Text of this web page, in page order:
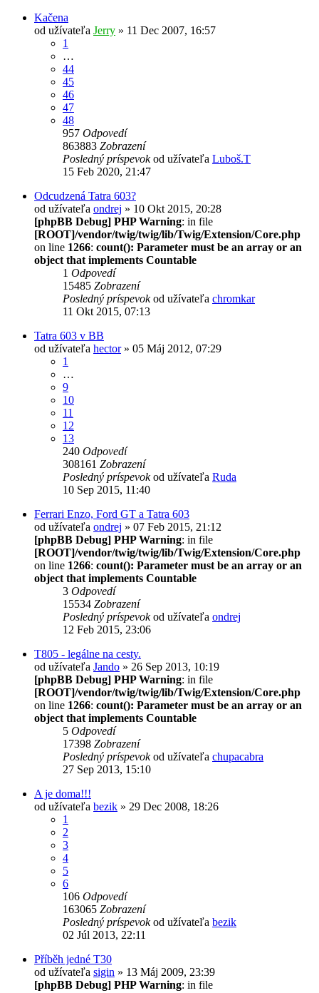
Kačena
od užívateľa Jerry » 11 Dec 2007, 16:57
1
…
44
45
46
47
48
957 Odpovedí
863883 Zobrazení
Posledný príspevokod užívateľa Luboš.T
15 Feb 2020, 21:47
Odcudzená Tatra 603?
od užívateľa ondrej » 10 Okt 2015, 20:28
[phpBB Debug] PHP Warning: in file
[ROOT]/vendor/twig/twig/lib/Twig/Extension/Core.php
on line 1266: count(): Parameter must be an array or an
object that implements Countable
1 Odpovedí
15485 Zobrazení
Posledný príspevokod užívateľa chromkar
11 Okt 2015, 07:13
Tatra 603 v BB
od užívateľa hector» 05 Máj 2012, 07:29
1
…
9
10
11
12
13
240 Odpovedí
308161 Zobrazení
Posledný príspevokod užívateľa Ruda
10 Sep 2015, 11:40
Ferrari Enzo, Ford GT a Tatra 603
od užívateľa ondrej » 07 Feb 2015, 21:12
[phpBB Debug] PHP Warning: in file
[ROOT]/vendor/twig/twig/lib/Twig/Extension/Core.php
on line 1266: count(): Parameter must be an array or an
object that implements Countable
3 Odpovedí
15534 Zobrazení
Posledný príspevokod užívateľa ondrej
12 Feb 2015, 23:06
T805 - legálne na cesty.
od užívateľa Jando » 26 Sep 2013, 10:19
[phpBB Debug] PHP Warning: in file
[ROOT]/vendor/twig/twig/lib/Twig/Extension/Core.php
on line 1266: count(): Parameter must be an array or an
object that implements Countable
5 Odpovedí
17398 Zobrazení
Posledný príspevokod užívateľa chupacabra
27 Sep 2013, 15:10
A je doma!!!
od užívateľa bezik » 29 Dec 2008, 18:26
1
2
3
4
5
6
106 Odpovedí
163065 Zobrazení
Posledný príspevokod užívateľa bezik
02 Júl 2013, 22:11
Příběh jedné T30
od užívateľa sigin » 13 Máj 2009, 23:39
[phpBB Debug] PHP Warning: in file